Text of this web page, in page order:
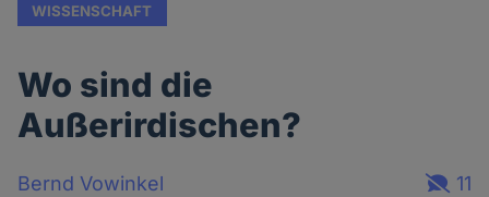
WISSENSCHAFT
Wo sind die
Außerirdischen?
Bernd Vowinkel
11